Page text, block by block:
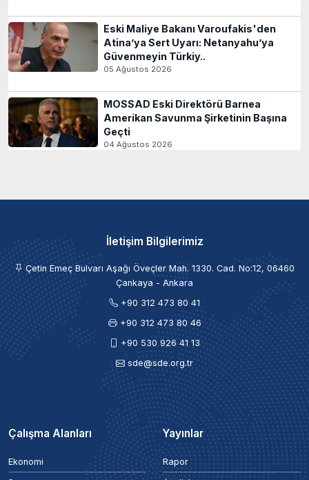
Eski Maliye Bakanı Varoufakis'den
Atina’ya Sert Uyarı: Netanyahu’ya
Güvenmeyin Türkiy..
05 Ağustos 2026
MOSSAD Eski Direktörü Barnea
Amerikan Savunma Şirketinin Başına
Geçti
04 Ağustos 2026
İletişim Bilgilerimiz
Çetin Emeç Bulvarı Aşağı Öveçler Mah. 1330. Cad. No:12, 06460
Çankaya - Ankara
+90 312 473 80 41
+90 312 473 80 46
+90 530 926 41 13
sde@sde.org.tr
Çalışma Alanları
Ekonomi
Yayınlar
Rapor